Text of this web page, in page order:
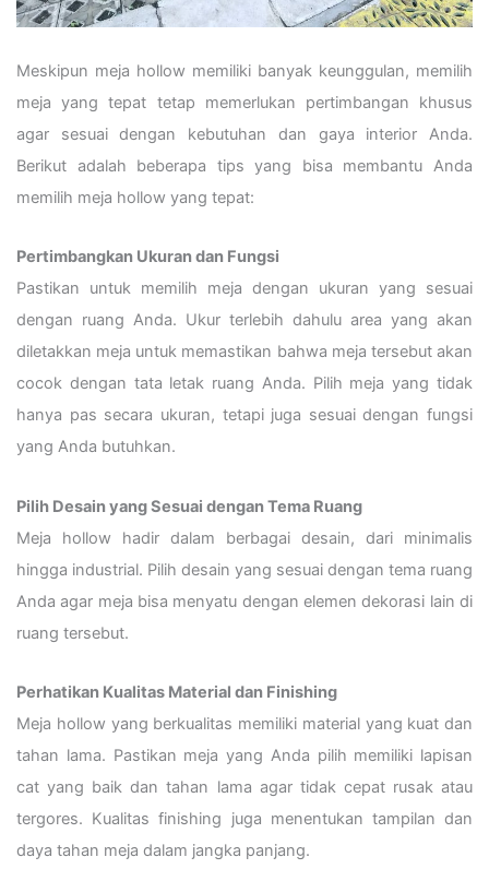
Meskipun meja hollow memiliki banyak keunggulan, memilih
meja yang tepat tetap memerlukan pertimbangan khusus
agar sesuai dengan kebutuhan dan gaya interior Anda.
Berikut adalah beberapa tips yang bisa membantu Anda
memilih meja hollow yang tepat:
Pertimbangkan Ukuran dan Fungsi
Pastikan untuk memilih meja dengan ukuran yang sesuai
dengan ruang Anda. Ukur terlebih dahulu area yang akan
diletakkan meja untuk memastikan bahwa meja tersebut akan
cocok dengan tata letak ruang Anda. Pilih meja yang tidak
hanya pas secara ukuran, tetapi juga sesuai dengan fungsi
yang Anda butuhkan.
Pilih Desain yang Sesuai dengan Tema Ruang
Meja hollow hadir dalam berbagai desain, dari minimalis
hingga industrial. Pilih desain yang sesuai dengan tema ruang
Anda agar meja bisa menyatu dengan elemen dekorasi lain di
ruang tersebut.
Perhatikan Kualitas Material dan Finishing
Meja hollow yang berkualitas memiliki material yang kuat dan
tahan lama. Pastikan meja yang Anda pilih memiliki lapisan
cat yang baik dan tahan lama agar tidak cepat rusak atau
tergores. Kualitas finishing juga menentukan tampilan dan
daya tahan meja dalam jangka panjang.